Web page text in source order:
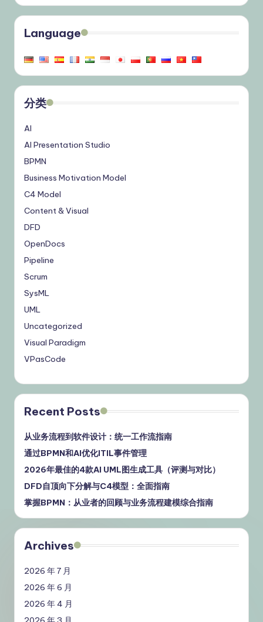
Language
分类
AI
AI Presentation Studio
BPMN
Business Motivation Model
C4 Model
Content & Visual
DFD
OpenDocs
Pipeline
Scrum
SysML
UML
Uncategorized
Visual Paradigm
VPasCode
Recent Posts
从业务流程到软件设计：统一工作流指南
通过BPMN和AI优化ITIL事件管理
2026年最佳的4款AI UML图生成工具（评测与对比）
DFD自顶向下分解与C4模型：全面指南
掌握BPMN：从业者的回顾与业务流程建模综合指南
Archives
2026 年 7 月
2026 年 6 月
2026 年 4 月